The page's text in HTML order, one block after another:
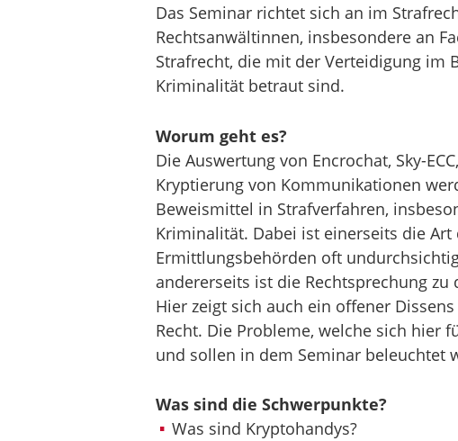
Das Seminar richtet sich an im
Rechtsanwältinnen, insbesondere an
Strafrecht, die mit der Verteidigung im
Kriminalität betraut sind.
Worum geht es?
Die Auswertung von Encrochat, Sky-
Kryptierung von Kommunikationen
Beweismittel in Strafverfahren,
Kriminalität. Dabei ist einerseits die
Ermittlungsbehörden oft
andererseits ist die Rechtsprechung
Hier zeigt sich auch ein offener
Recht. Die Probleme, welche sich hier
und sollen in dem Seminar beleuchtet
Was sind die Schwerpunkte?
Was sind Kryptohandys?